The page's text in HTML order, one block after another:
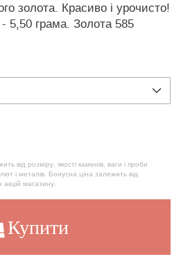
золота. Красиво і урочисто!
5,50 грама. Золота 585
від розміру, якості каменів, ваги і проби
і металів. Бонусна ціна залежить від
магазину.
Купити